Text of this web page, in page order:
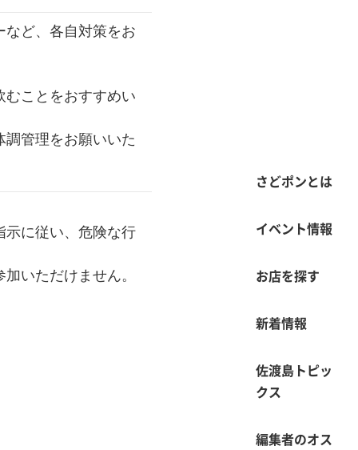
さどポンとは
イベント情報
お店を探す
新着情報
佐渡島トピッ
クス
編集者のオス
など、各自対策をお
むことをおすすめい
調管理をお願いいた
示に従い、危険な行
いただけません。